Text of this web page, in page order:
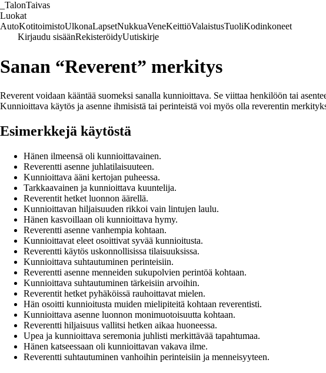
TalonTaivas
Luokat
AutoKotitoimistoUlkonaLapsetNukkuaVeneKeittiöValaistusTuoliKodinkoneet
Kirjaudu sisäänRekisteröidyUutiskirje
Sanan “Reverent” merkitys
Reverent voidaan kääntää suomeksi sanalla kunnioittava. Se viittaa henkilöön tai
Kunnioittava käytös ja asenne ihmisistä tai perinteistä voi myös olla reverentin
Esimerkkejä käytöstä
Hänen ilmeensä oli kunnioittavainen.
Reverentti asenne juhlatilaisuuteen.
Kunnioittava ääni kertojan puheessa.
Tarkkaavainen ja kunnioittava kuuntelija.
Reverentit hetket luonnon äärellä.
Kunnioittavan hiljaisuuden rikkoi vain lintujen laulu.
Hänen kasvoillaan oli kunnioittava hymy.
Reverentti asenne vanhempia kohtaan.
Kunnioittavat eleet osoittivat syvää kunnioitusta.
Reverentti käytös uskonnollisissa tilaisuuksissa.
Kunnioittava suhtautuminen perinteisiin.
Reverentti asenne menneiden sukupolvien perintöä kohtaan.
Kunnioittava suhtautuminen tärkeisiin arvoihin.
Reverentit hetket pyhäköissä rauhoittavat mielen.
Hän osoitti kunnioitusta muiden mielipiteitä kohtaan reverentisti.
Kunnioittava asenne luonnon monimuotoisuutta kohtaan.
Reverentti hiljaisuus vallitsi hetken aikaa huoneessa.
Upea ja kunnioittava seremonia juhlisti merkittävää tapahtumaa.
Hänen katseessaan oli kunnioittavan vakava ilme.
Reverentti suhtautuminen vanhoihin perinteisiin ja menneisyyteen.